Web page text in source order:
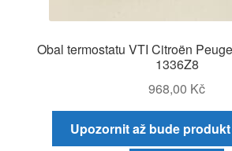
Obal termostatu VTI Citroën
1336Z8
968,00 Kč
Upozornit až bude